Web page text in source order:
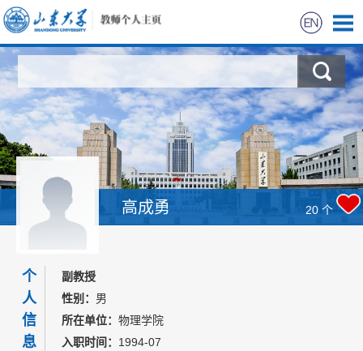
科学研究
教学研究
获奖信息
学生信息
我的相册
高成勇 20 个
个
人
信
息
副教授
性别： 男
所在单位： 物理学院
入职时间： 1994-07